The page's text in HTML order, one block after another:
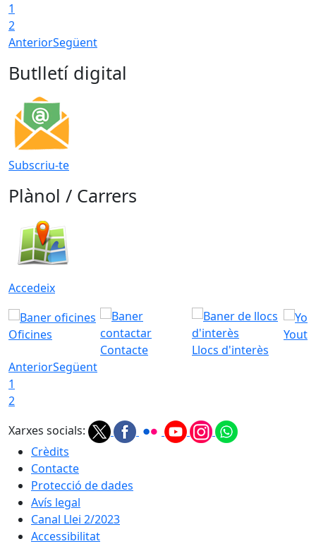
1
2
AnteriorSegüent
Butlletí digital
Subscriu-te
Plànol / Carrers
Accedeix
Oficines
Contacte
Llocs d'interès
AnteriorSegüent
1
2
Xarxes socials:
Crèdits
Contacte
Protecció de dades
Avís legal
Canal Llei 2/2023
Accessibilitat